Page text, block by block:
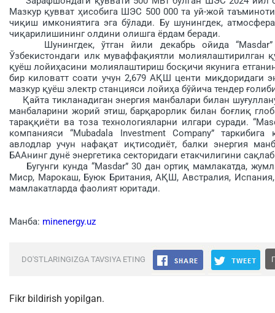
Мазкур қувват ҳисобига ШЭС 500 000 та уй-жой
чиқиш имкониятига эга бўлади. Бу шунингдек,
чиқарилишининг олдини олишга ёрдам беради.
Шунингдек, ўтган йили декабрь ойида “Masdar”
Ўзбекистондаги илк муваффақиятли молиялаштирилган
қуёш лойиҳасини молиялаштириш босқичи якунига
бир киловатт соати учун 2,679 АҚШ центи миқдоридаги
мазкур қуёш электр станцияси лойиҳа бўйича тендер
Қайта тикланадиган энергия манбалари билан
манбаларини жорий этиш, барқарорлик билан боғлиқ
тараққиёти ва тоза технологияларни илгари суради.
компанияси “Mubadala Investment Company”
авлодлар учун нафақат иқтисодиёт, балки энергия
БААнинг дунё энергетика секторидаги етакчилигини
Бугунги кунда “Masdar” 30 дан ортиқ мамлакатда,
Миср, Марокаш, Буюк Британия, АҚШ, Австралия,
мамлакатларда фаолият юритади.
Манба: minenergy.uz
DO'STLARINGIZGA TAVSIYA ETING
Fikr bildirish yopilgan.